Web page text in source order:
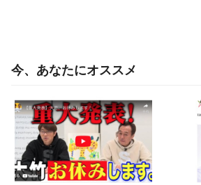
今、あなたにオススメ